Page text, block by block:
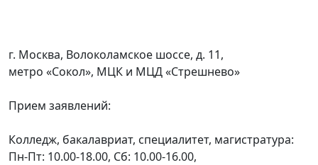
г. Москва, Волоколамское шоссе, д. 11,
метро «Сокол», МЦК и МЦД «Стрешнево»
Прием заявлений:
Колледж, бакалавриат, специалитет, магистратура:
Пн-Пт: 10.00-18.00, Сб: 10.00-16.00,